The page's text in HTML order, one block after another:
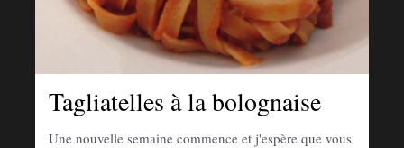
Tagliatelles à la bolognaise
Une nouvelle semaine commence et j'espère que vous